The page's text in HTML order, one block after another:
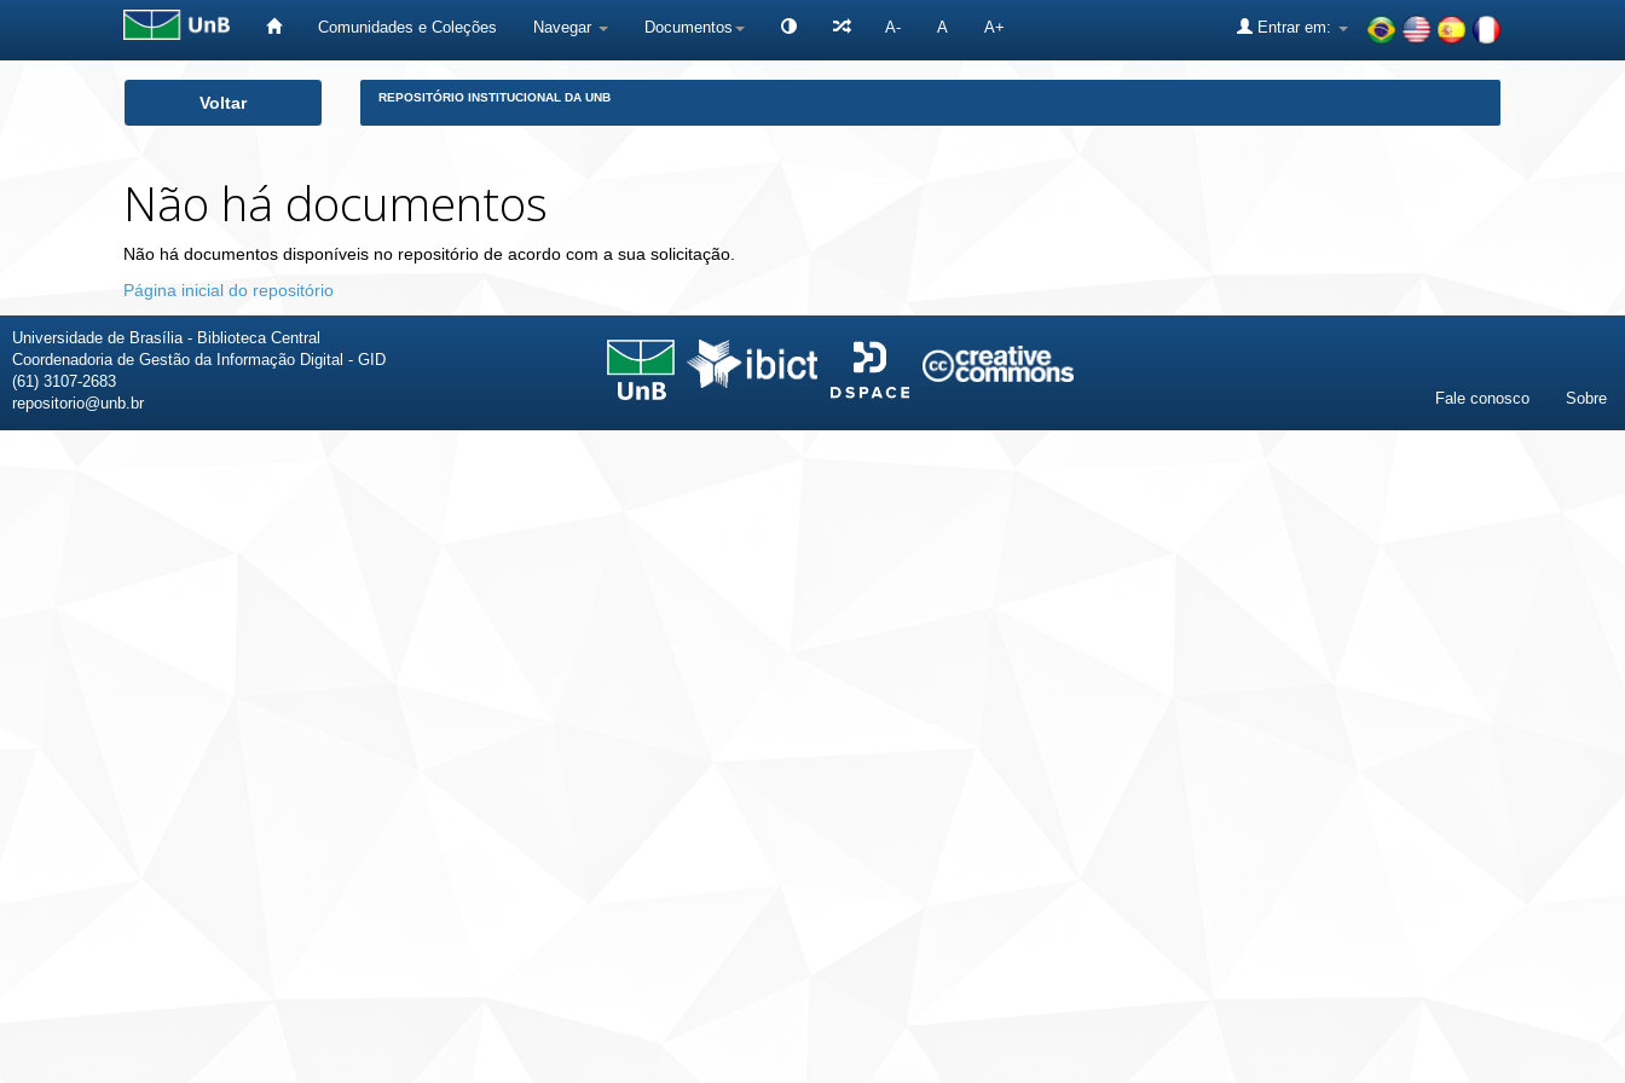
Comunidades e Coleções Navegar Documentos A- A A+ Entrar em:
Voltar REPOSITÓRIO INSTITUCIONAL DA UNB
Não há documentos
Não há documentos disponíveis no repositório de acordo com a sua solicitação.
Página inicial do repositório
Universidade de Brasília - Biblioteca Central
Coordenadoria de Gestão da Informação Digital - GID
(61) 3107-2683
repositorio@unb.br
Fale conosco Sobre